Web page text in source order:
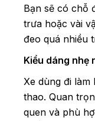
Bạn sẽ có chỗ
trưa hoặc vài
đeo quá nhiều
Kiểu dáng nhẹ
Xe dùng đi làm
thao. Quan
quen và phù